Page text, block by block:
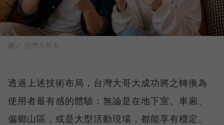
圖／ 台灣大哥大
透過上述技術布局，台灣大哥大成功將之轉換為
使用者最有感的體驗：無論是在地下室、車廂、
偏鄉山區，或是大型活動現場，都能享有穩定、